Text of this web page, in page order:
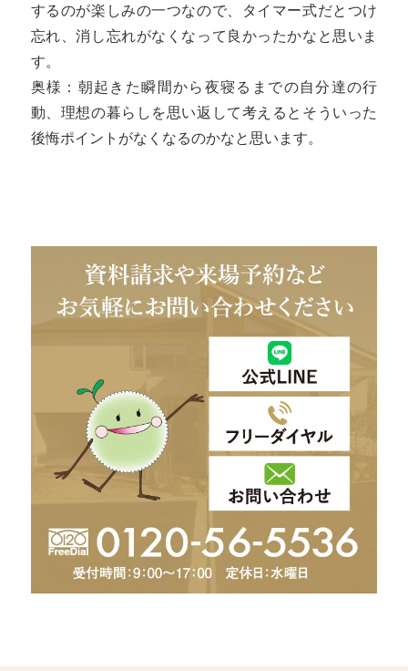
するのが楽しみの一つなので、タイマー式だとつけ
忘れ、消し忘れがなくなって良かったかなと思いま
す。
奥様：朝起きた瞬間から夜寝るまでの自分達の行
動、理想の暮らしを思い返して考えるとそういった
後悔ポイントがなくなるのかなと思います。